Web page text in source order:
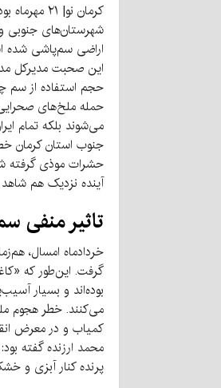
اراضی سم‌پاشی شده
حجم استفاده از سم
حمله ملخ‌های
می‌شوند بلکه تمام
جنوب استان کرمان
حشرات موذی گرفته
آینده نزدیک هم
تاثیر منفی
خردادماه امسال،
گرفت. این‌طور که
بوده‌اند و بسیار
می‌کنند. خطر هجوم
کمیاب و در معرض
محمد ارزنده گفته
پرنده کنار آبزی و